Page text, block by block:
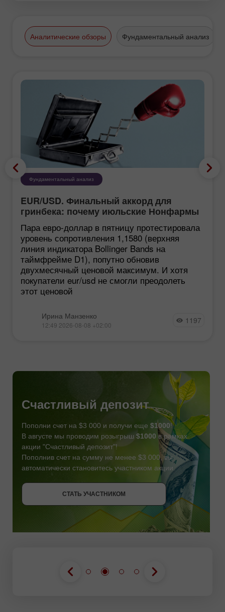
Аналитические обзоры Фундаментальный анализ
Фундаментальный анализ
EUR/USD. Финальный аккорд для
гринбека: почему июльские Нонфармы
еще хуже, чем кажутся
Пара евро-доллар в пятницу протестировала
уровень сопротивления 1,1580 (верхняя
линия индикатора Bollinger Bands на
таймфрейме D1), попутно обновив
двухмесячный ценовой максимум. И хотя
покупатели eur/usd не смогли преодолеть
этот ценовой
Ирина Манзенко
12:49 2026-08-08 +02:00 1197
СТАТЬ УЧАСТНИКОМ
Счастливый депозит
Пополни счет на $3 000 и получи еще $1000!
В августе мы проводим розыгрыш $1000 в рамках
акции "Счастливый депозит"!
Пополнив счет на сумму не менее $3 000, вы
автоматически становитесь участником акции.
СТАТЬ УЧАСТНИКОМ
ПОЛУЧИТЬ БОНУС